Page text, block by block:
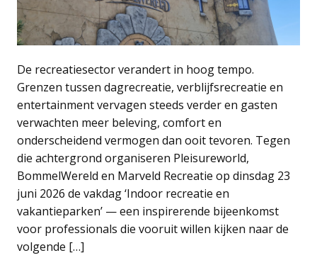
De recreatiesector verandert in hoog tempo.
Grenzen tussen dagrecreatie, verblijfsrecreatie en
entertainment vervagen steeds verder en gasten
verwachten meer beleving, comfort en
onderscheidend vermogen dan ooit tevoren. Tegen
die achtergrond organiseren Pleisureworld,
BommelWereld en Marveld Recreatie op dinsdag 23
juni 2026 de vakdag ‘Indoor recreatie en
vakantieparken’ — een inspirerende bijeenkomst
voor professionals die vooruit willen kijken naar de
volgende […]